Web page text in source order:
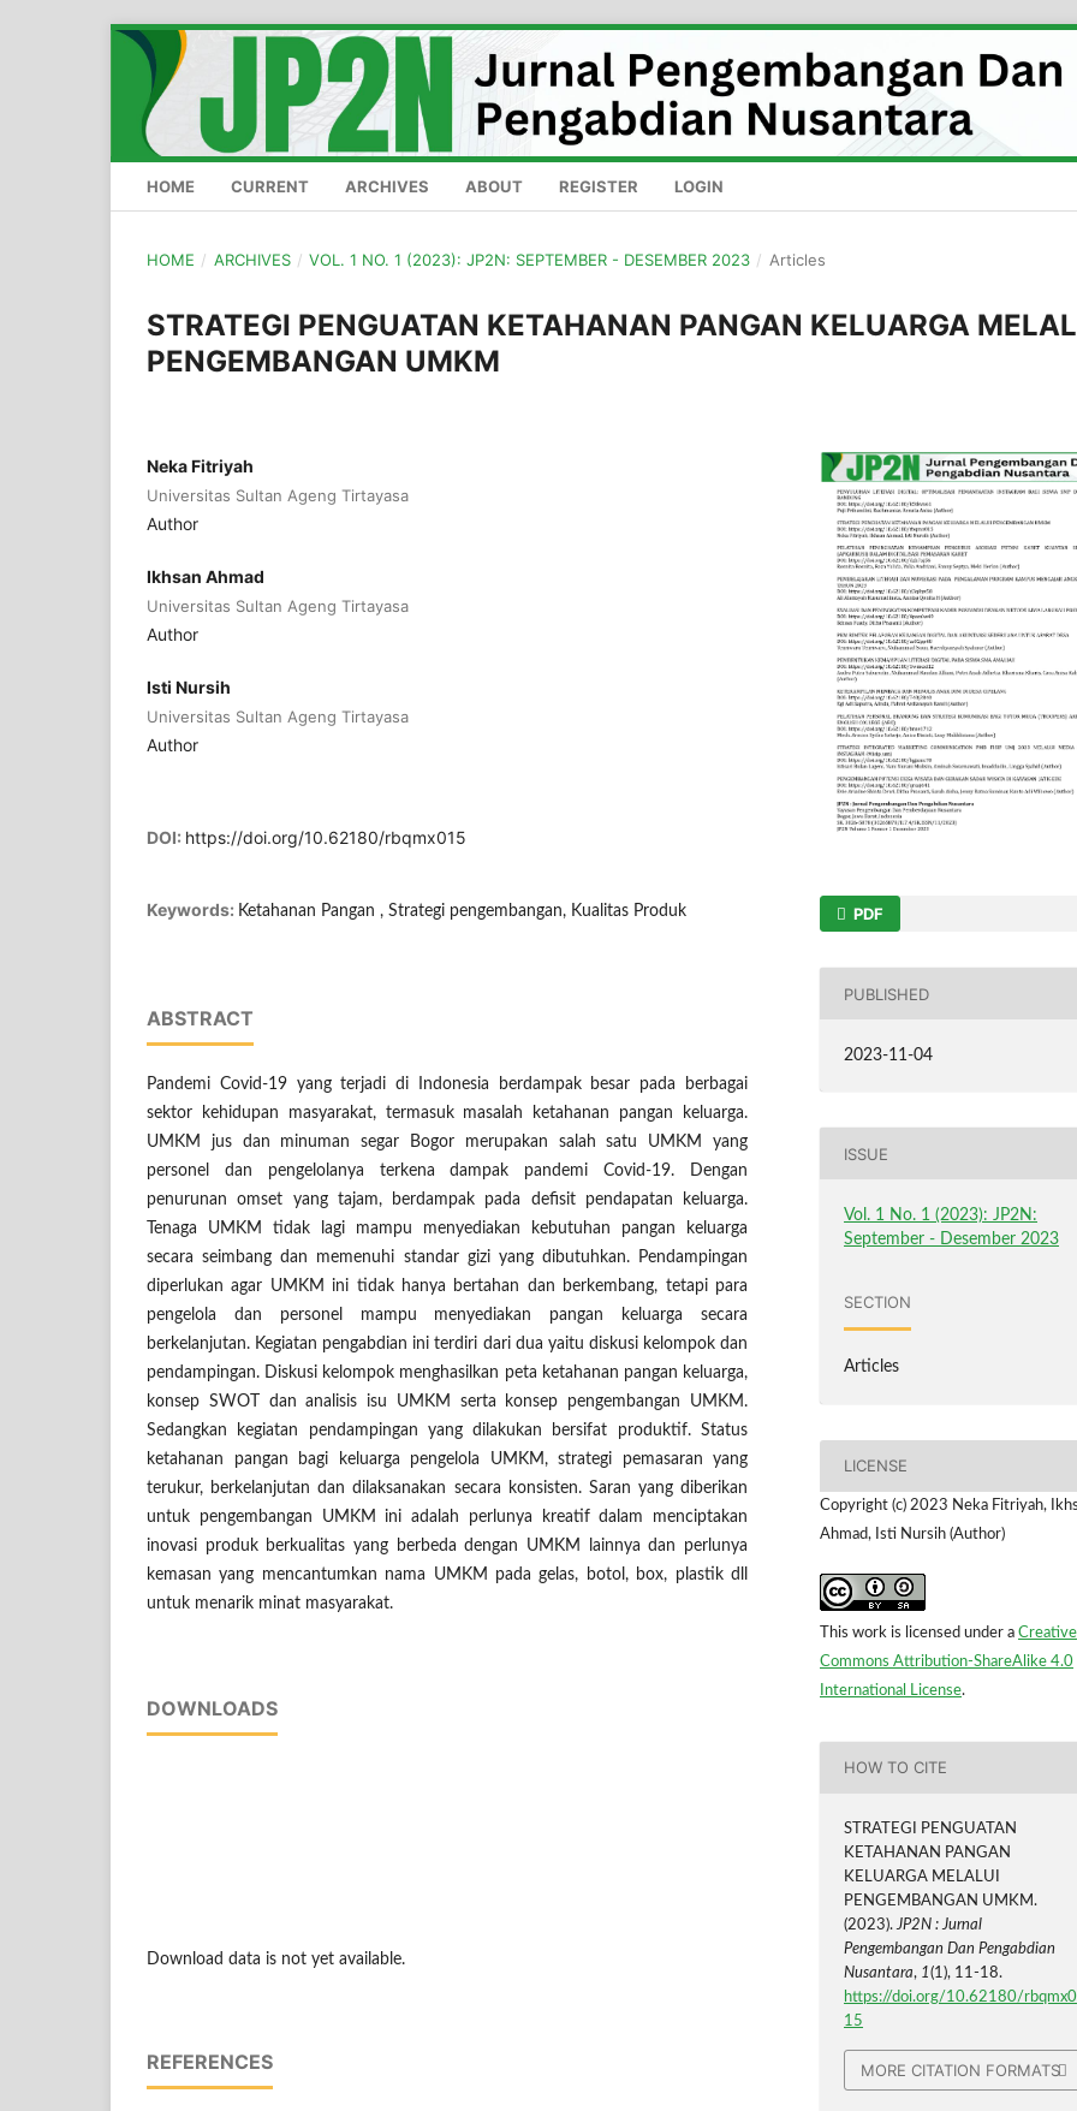
HOME CURRENT ARCHIVES ABOUT REGISTER LOGIN
HOME / ARCHIVES / VOL. 1 NO. 1 (2023): JP2N: SEPTEMBER - DESEMBER 2023 / Articles
STRATEGI PENGUATAN KETAHANAN PANGAN KELUARGA
PENGEMBANGAN UMKM
Neka Fitriyah
Universitas Sultan Ageng Tirtayasa
Author
Ikhsan Ahmad
Universitas Sultan Ageng Tirtayasa
Author
Isti Nursih
Universitas Sultan Ageng Tirtayasa
Author
DOI: https://doi.org/10.62180/rbqmx015
Keywords: Ketahanan Pangan , Strategi pengembangan, Kualitas Produk
ABSTRACT
Pandemi Covid-19 yang terjadi di Indonesia berdampak besar pada berbagai
sektor kehidupan masyarakat, termasuk masalah ketahanan pangan keluarga.
UMKM jus dan minuman segar Bogor merupakan salah satu UMKM yang
personel dan pengelolanya terkena dampak pandemi Covid-19. Dengan
penurunan omset yang tajam, berdampak pada defisit pendapatan keluarga.
Tenaga UMKM tidak lagi mampu menyediakan kebutuhan pangan keluarga
secara seimbang dan memenuhi standar gizi yang dibutuhkan. Pendampingan
diperlukan agar UMKM ini tidak hanya bertahan dan berkembang, tetapi para
pengelola dan personel mampu menyediakan pangan keluarga secara
berkelanjutan. Kegiatan pengabdian ini terdiri dari dua yaitu diskusi kelompok dan
pendampingan. Diskusi kelompok menghasilkan peta ketahanan pangan keluarga,
konsep SWOT dan analisis isu UMKM serta konsep pengembangan UMKM.
Sedangkan kegiatan pendampingan yang dilakukan bersifat produktif. Status
ketahanan pangan bagi keluarga pengelola UMKM, strategi pemasaran yang
terukur, berkelanjutan dan dilaksanakan secara konsisten. Saran yang diberikan
untuk pengembangan UMKM ini adalah perlunya kreatif dalam menciptakan
inovasi produk berkualitas yang berbeda dengan UMKM lainnya dan perlunya
kemasan yang mencantumkan nama UMKM pada gelas, botol, box, plastik dll
untuk menarik minat masyarakat.
DOWNLOADS
Download data is not yet available.
REFERENCES
PDF
PUBLISHED
2023-11-04
ISSUE
Vol. 1 No. 1 (2023): JP2N:
September - Desember 2023
SECTION
Articles
LICENSE
Copyright (c) 2023 Neka Fitriyah,
Ahmad, Isti Nursih (Author)
This work is licensed under a Creative
Commons Attribution-ShareAlike 4.0
International License.
HOW TO CITE
STRATEGI PENGUATAN
KETAHANAN PANGAN
KELUARGA MELALUI
PENGEMBANGAN UMKM.
(2023). JP2N : Jurnal
Pengembangan Dan Pengabdian
Nusantara, 1(1), 11-18.
https://doi.org/10.62180/rbqmx0
15
MORE CITATION FORMATS